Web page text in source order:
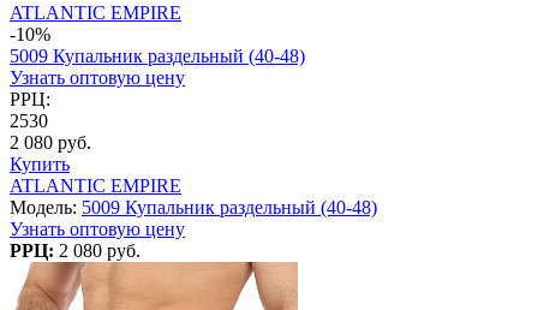
ATLANTIC EMPIRE
-10%
5009 Купальник раздельный (40-48)
Узнать оптовую цену
РРЦ:
2530
2 080 руб.
Купить
ATLANTIC EMPIRE
Модель: 5009 Купальник раздельный (40-48)
Узнать оптовую цену
РРЦ: 2 080 руб.